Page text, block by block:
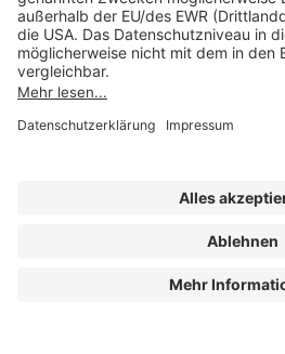
Impressum
Datenschutz
AGB und Lizenzbedingungen
Erklärung zur Barrierefreiheit